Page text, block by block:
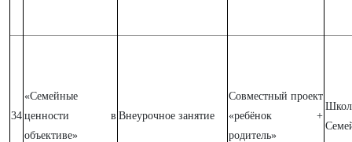
34
«Семейные
ценности в
объективе»
Внеурочное занятие
Совместный проект
«ребёнок +
родитель»